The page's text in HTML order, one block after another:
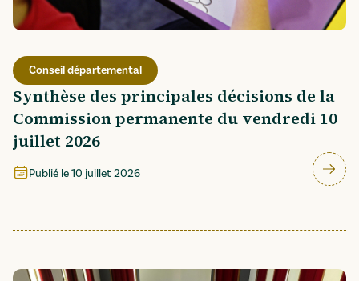
Conseil départemental
Synthèse des principales décisions de la
Commission permanente du vendredi 10
juillet 2026
Publié le10 juillet 2026